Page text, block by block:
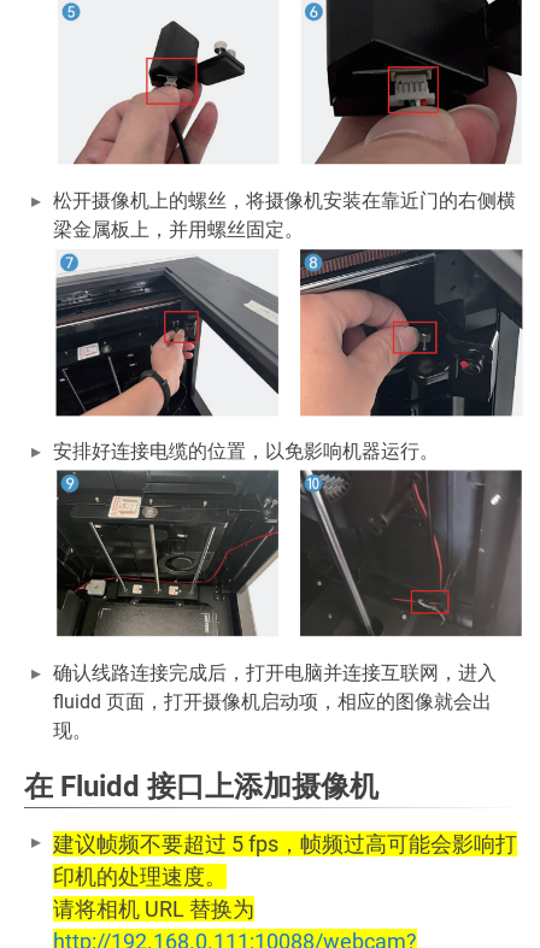
松开摄像机上的螺丝，将摄像机安装在靠近门的右侧横
梁金属板上，并用螺丝固定。
安排好连接电缆的位置，以免影响机器运行。
确认线路连接完成后，打开电脑并连接互联网，进入
fluidd 页面，打开摄像机启动项，相应的图像就会出
现。
在 Fluidd 接口上添加摄像机
建议帧频不要超过 5 fps，帧频过高可能会影响打
印机的处理速度。
请将相机 URL 替换为
http://192.168.0.111:10088/webcam?